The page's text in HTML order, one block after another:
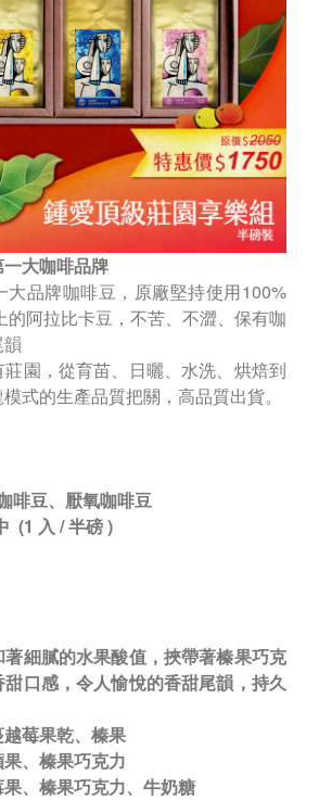
大咖啡品牌
大品牌咖啡豆，原廠堅持使用100%
的阿拉比卡豆，不苦、不澀、保有咖
園，從育苗、日曬、水洗、烘焙到
式的生產品質把關，高品質出貨。
啡豆、厭氧咖啡豆
(1 入 / 半磅 )
細膩的水果酸值，挾帶著榛果巧克
口感，令人愉悅的香甜尾韻，持久
莓果乾、榛果
、榛果巧克力
、榛果巧克力、牛奶糖